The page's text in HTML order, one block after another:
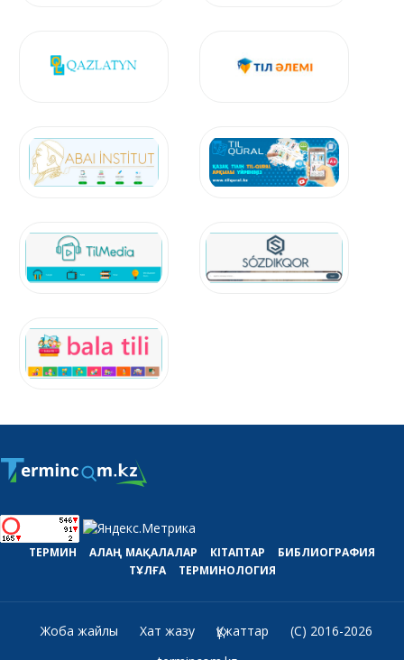
ТЕРМИН АЛАҢ МАҚАЛАЛАР КІТАПТАР
БИБЛИОГРАФИЯ
ТҰЛҒА
ТЕРМИНОЛОГИЯ
Жоба жайлы Хат жазу Құжаттар
(C) 2016-2026